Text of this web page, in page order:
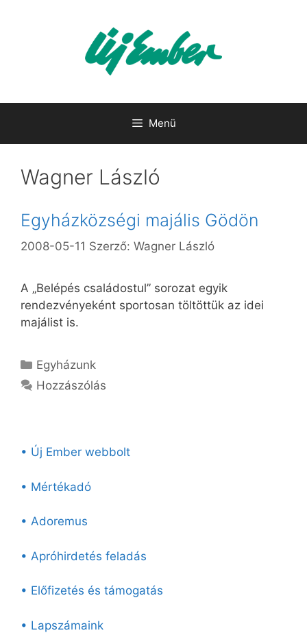
Menü
Wagner László
Egyházközségi majális Gödön
2008-05-11 Szerző: Wagner László
A „Belépés családostul” sorozat egyik
rendezvényeként sportosan töltöttük az idei
majálist is.
Kategória
Egyházunk
Hozzászólás
• Új Ember webbolt
• Mértékadó
• Adoremus
• Apróhirdetés feladás
• Előfizetés és támogatás
• Lapszámaink